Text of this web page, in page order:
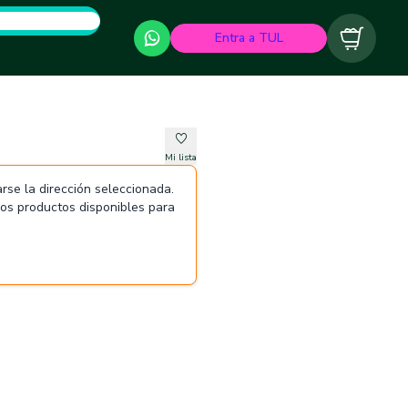
Entra a TUL Carrito
Mi lista
la dirección seleccionada.
productos disponibles para